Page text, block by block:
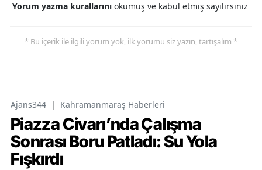
Yorum yazma kurallarını okumuş ve kabul etmiş sayılırsınız
* Bu içerik ile ilgili yorum yok, ilk yorumu siz yazın, tartışalım *
Ajans344 | Kahramanmaraş Haberleri
Piazza Civarı’nda Çalışma
Sonrası Boru Patladı: Su Yola
Fışkırdı